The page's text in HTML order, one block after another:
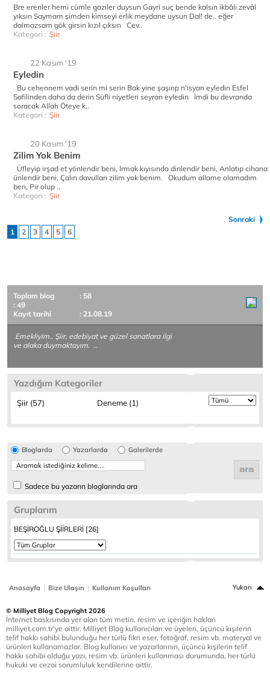
Bre erenler hemi cümle gaziler duysun Gayri suç bende kalsın ikbâli zevâl
yıksın Saymam şimden kimseyi erlik meydane uysun Dal! de.. eğer
dalmazsam gök girsin kızıl çıksın Cev..
Kategori : Şiir
22 Kasım '19
Eyledin
Bu cehennem vadi serin mi serin Bak yine şaşırıp n'isyan eyledin Esfel
Safilinden daha da derin Süfli niyetleri seyran eyledin İmdi bu devranda
soracak Allah Öteye k..
Kategori : Şiir
20 Kasım '19
Zilim Yok Benim
Üfleyip irşad et yönlendir beni, Irmak kıyısında dinlendir beni, Anlatıp cihana
ünlendir beni, Çalın davulları zilim yok benim. Okudum allame olamadım
ben, Pir olup ..
Kategori : Şiir
Sonraki
1
2 3 4 5 6
Toplam blog
: 58
: 49
Kayıt tarihi
: 21.08.19
Emekliyim.. Şiir, edebiyat ve güzel sanatlara ilgi
ve alaka duymaktayım. ..
Yazdığım Kategoriler
Şiir (57) Deneme (1)
Bloglarda Yazarlarda Galerilerde
Sadece bu yazarın bloglarında ara
Gruplarım
BEŞİROĞLU ŞİİRLERİ [26]
Anasayfa | Bize Ulaşın | Kullanım Koşulları Yukarı
© Milliyet Blog Copyright 2026
İnternet baskısında yer alan tüm metin, resim ve içeriğin hakları
milliyet.com.tr'ye aittir. Milliyet Blog kullanıcıları ve üyeleri, üçüncü kişilerin
telif hakkı sahibi bulunduğu her türlü fikri eser, fotoğraf, resim vb. materyal ve
ürünleri kullanamazlar. Blog kullanıcı ve yazarlarının, üçüncü kişilerin telif
hakkı sahibi olduğu yazı, resim vb. ürünleri kullanması durumunda, her türlü
hukuki ve cezai sorumluluk kendilerine aittir.